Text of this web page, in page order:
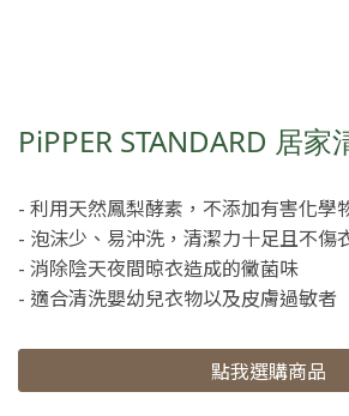
PiPPER STANDARD 居家
- 利用天然鳳梨酵素，不添加有害化學
- 泡沫少、易沖洗，清潔力十足且不傷
- 消除陰天夜間晾衣造成的黴菌味
- 適合清洗嬰幼兒衣物以及皮膚過敏者
點我選購商品